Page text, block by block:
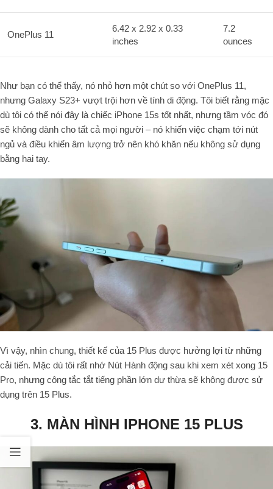
OnePlus 11
6.42 x 2.92 x 0.33
inches
7.2
ounces
Như bạn có thể thấy, nó nhỏ hơn một chút so với OnePlus 11,
nhưng Galaxy S23+ vượt trội hơn về tính di động. Tôi biết rằng mặc
dù tôi có thể nói đây là chiếc iPhone 15s tốt nhất, nhưng tầm vóc đó
sẽ không dành cho tất cả mọi người – nó khiến việc chạm tới nút
ngủ và điều khiển âm lượng trở nên khó khăn nếu không sử dụng
bằng hai tay.
Vì vậy, nhìn chung, thiết kế của 15 Plus được hưởng lợi từ những
cải tiến. Mặc dù tôi rất nhớ Nút Hành động sau khi xem xét xong 15
Pro, nhưng công tắc tắt tiếng phần lớn dư thừa sẽ không được sử
dụng trên 15 Plus.
3. MÀN HÌNH IPHONE 15 PLUS